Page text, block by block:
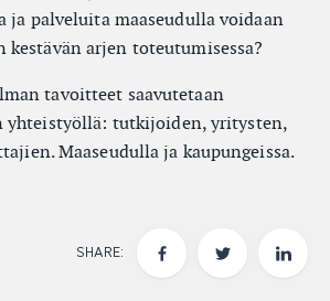
palveluita maaseudulla voidaan
kestävän arjen toteutumisessa?
tavoitteet saavutetaan
yhteistyöllä: tutkijoiden, yritysten,
Maaseudulla ja kaupungeissa.
SHARE: